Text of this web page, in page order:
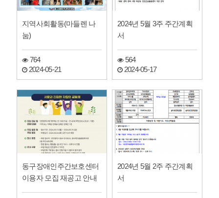
지역사회활동(마들렌 나
눔)
764
2024-05-21
2024년 5월 3주 주간계획
서
564
2024-05-17
동구장애인주간보호센터
이용자 모집 재공고 안내
2024년 5월 2주 주간계획
서